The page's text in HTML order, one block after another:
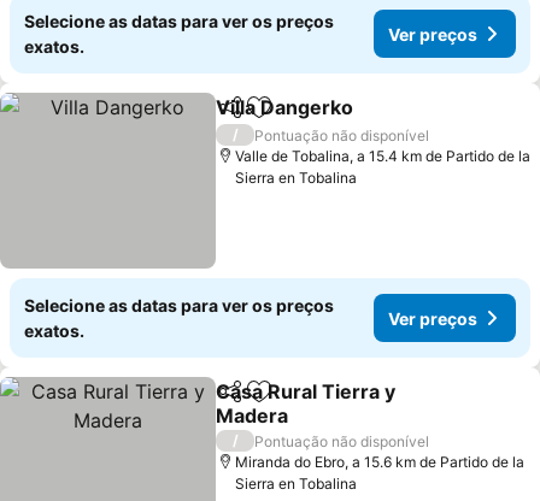
Selecione as datas para ver os preços
exatos.
Ver preços
PartilharAdicionar aos favoritos
Villa Dangerko
/
Pontuação não disponível
Valle de Tobalina, a 15.4 km de Partido de la
Sierra en Tobalina
Selecione as datas para ver os preços
exatos.
Ver preços
PartilharAdicionar aos favoritos
Casa Rural Tierra y
Madera
Ver preços
/
Pontuação não disponível
Miranda do Ebro, a 15.6 km de Partido de la
Sierra en Tobalina